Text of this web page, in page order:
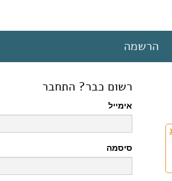
הרשמה
רשום כבר? התחבר
אימייל
סיסמה